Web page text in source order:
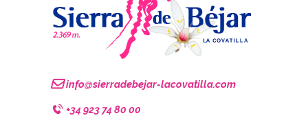
info@sierradebejar-lacovatilla.com
+34 923 74 80 00